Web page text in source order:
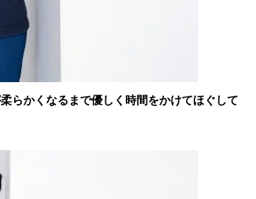
らかくなるまで優しく時間をかけてほぐして